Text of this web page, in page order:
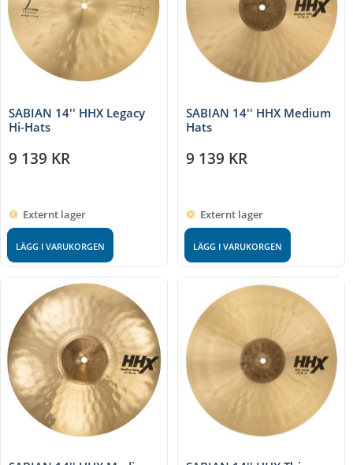
SABIAN 14'' HHX Legacy
Hi-Hats
9 139 KR
Externt lager
LÄGG I VARUKORGEN
SABIAN 14'' HHX Medium
Hats
9 139 KR
Externt lager
LÄGG I VARUKORGEN